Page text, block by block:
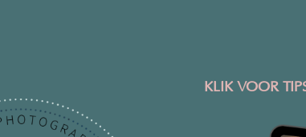
KLIK VOOR